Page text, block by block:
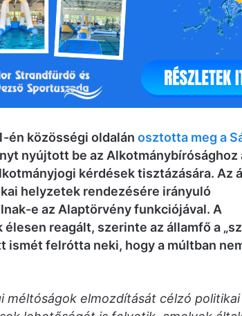
én közösségi oldalán osztotta meg a
nyújtott be az Alkotmánybírósághoz
kérdések tisztázására. Az
helyzetek rendezésére irányuló
e az Alaptörvény funkciójával. A
reagált, szerinte az államfő a
ismét felrótta neki, hogy a múltban
méltóságok elmozdítását célzó politikai